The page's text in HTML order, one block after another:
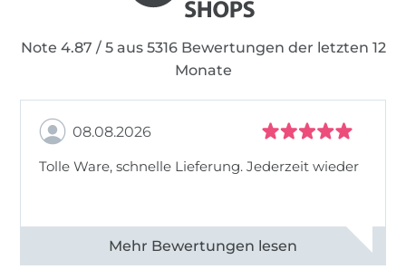
Note 4.87 / 5 aus 5316 Bewertungen der letzten 12
Monate
08.08.2026
Tolle Ware, schnelle Lieferung. Jederzeit wieder
Alle 83013 Bewertungen ansehen